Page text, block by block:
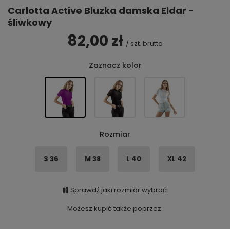
Carlotta Active Bluzka damska Eldar -
śliwkowy
82,00 zł / szt. brutto
Zaznacz kolor
Rozmiar
S 36 M 38 L 40 XL 42
Sprawdź jaki rozmiar wybrać.
Możesz kupić także poprzez: